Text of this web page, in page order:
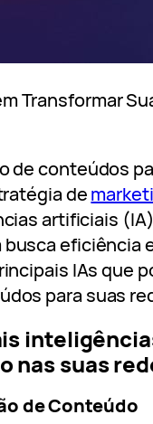
Transformar
de conteúdos
de
artificiais
eficiência
IAs que
para suas
nas suas
de Conteúdo